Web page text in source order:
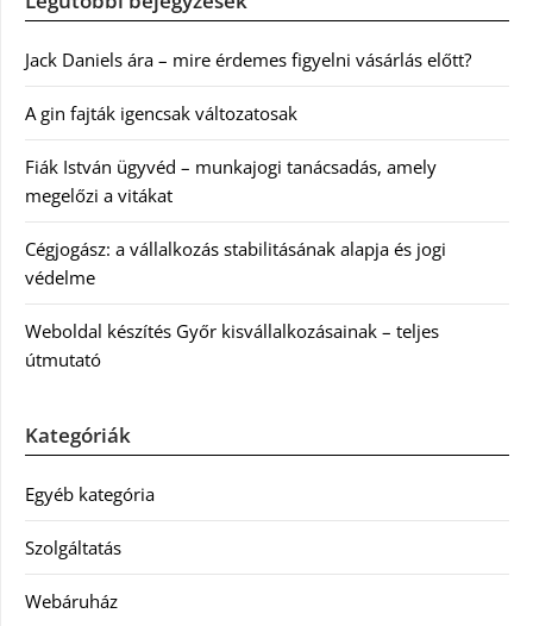
Jack Daniels ára – mire érdemes figyelni vásárlás előtt?
A gin fajták igencsak változatosak
Fiák István ügyvéd – munkajogi tanácsadás, amely
megelőzi a vitákat
Cégjogász: a vállalkozás stabilitásának alapja és jogi
védelme
Weboldal készítés Győr kisvállalkozásainak – teljes
útmutató
Kategóriák
Egyéb kategória
Szolgáltatás
Webáruház